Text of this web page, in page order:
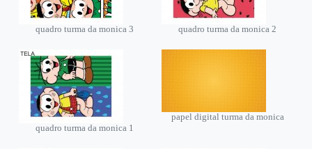
quadro turma da monica 3 quadro turma da monica 2
quadro turma da monica 1
papel digital turma da monica